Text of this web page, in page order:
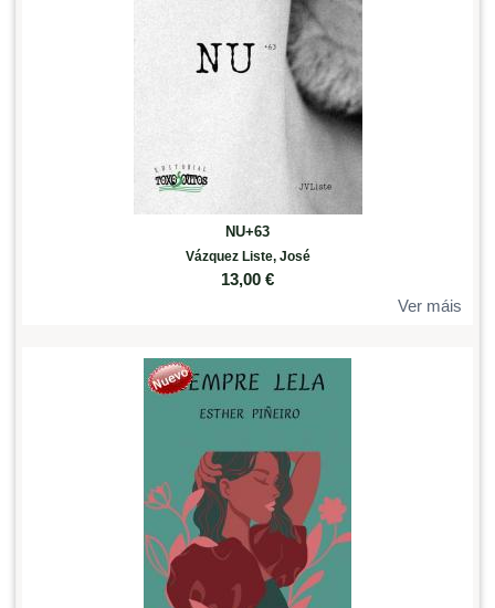
NU+63
Vázquez Liste, José
13,00 €
Ver máis